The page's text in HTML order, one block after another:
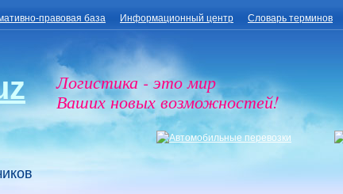
правовая база Информационный центр Словарь терминов
Логистика - это мир
Ваших новых возможностей!